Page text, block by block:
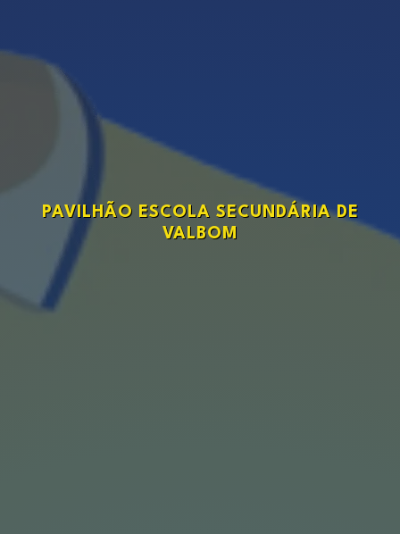
PAVILHÃO ESCOLA SECUNDÁRIA DE
VALBOM